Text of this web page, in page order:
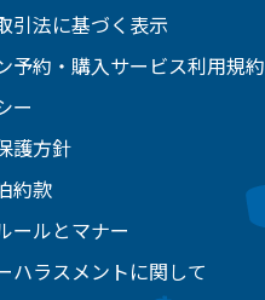
引法に基づく表示
予約・購入サービス利用規約
ー
護方針
約款
ールとマナー
ハラスメントに関して